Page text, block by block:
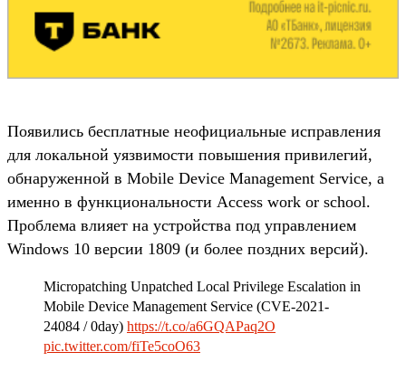
Появились бесплатные неофициальные исправления
для локальной уязвимости повышения привилегий,
обнаруженной в Mobile Device Management Service, а
именно в функциональности Access work or school.
Проблема влияет на устройства под управлением
Windows 10 версии 1809 (и более поздних версий).
Micropatching Unpatched Local Privilege Escalation in
Mobile Device Management Service (CVE-2021-
24084 / 0day) https://t.co/a6GQAPaq2O
pic.twitter.com/fiTe5coO63